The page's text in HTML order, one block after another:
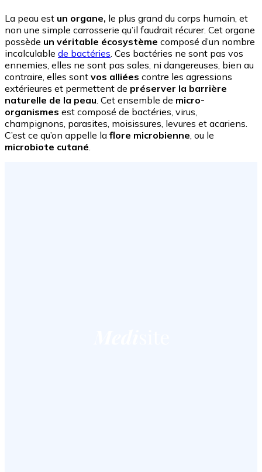
La peau est un organe, le plus grand du corps humain, et
non une simple carrosserie qu’il faudrait récurer. Cet organe
possède un véritable écosystème composé d’un nombre
incalculable de bactéries. Ces bactéries ne sont pas vos
ennemies, elles ne sont pas sales, ni dangereuses, bien au
contraire, elles sont vos alliées contre les agressions
extérieures et permettent de préserver la barrière
naturelle de la peau. Cet ensemble de micro-
organismes est composé de bactéries, virus,
champignons, parasites, moisissures, levures et acariens.
C’est ce qu’on appelle la flore microbienne, ou le
microbiote cutané.